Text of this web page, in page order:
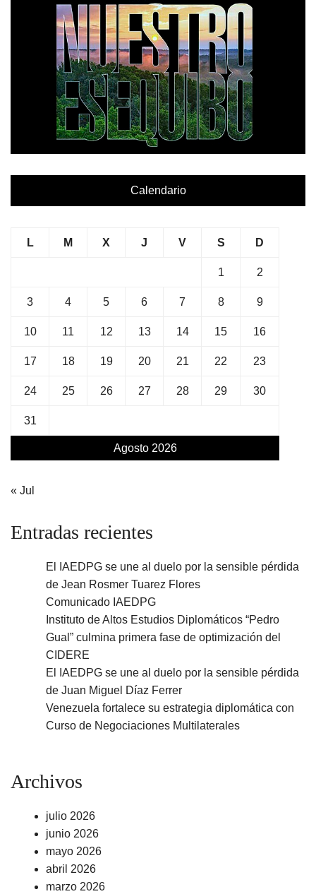
Calendario
Agosto 2026
L M X J V S D
1 2
3 4 5 6 7 8 9
10 11 12 13 14 15 16
17 18 19 20 21 22 23
24 25 26 27 28 29 30
31
« Jul
Entradas recientes
El IAEDPG se une al duelo por la sensible pérdida
de Jean Rosmer Tuarez Flores
Comunicado IAEDPG
Instituto de Altos Estudios Diplomáticos “Pedro
Gual” culmina primera fase de optimización del
CIDERE
El IAEDPG se une al duelo por la sensible pérdida
de Juan Miguel Díaz Ferrer
Venezuela fortalece su estrategia diplomática con
Curso de Negociaciones Multilaterales
Archivos
julio 2026
junio 2026
mayo 2026
abril 2026
marzo 2026